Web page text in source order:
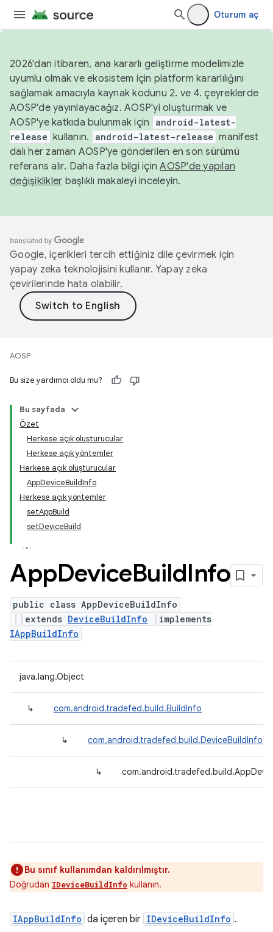
Oturum aç
2026'dan itibaren, ana kararlı geliştirme modelimizle
uyumlu olmak ve ekosistem için platform kararlılığını
sağlamak amacıyla kaynak kodunu 2. ve 4. çeyreklerde
AOSP'de yayınlayacağız. AOSP'yi oluşturmak ve
AOSP'ye katkıda bulunmak için
android-latest-
release kullanın. android-latest-release manifest
dalı her zaman AOSP'ye gönderilen en son sürümü
referans alır. Daha fazla bilgi içinAOSP'de yapılan
değişiklikler başlıklı makaleyi inceleyin.
Google, içerikleri tercih ettiğiniz dile çevirmek için
yapay zeka teknolojisini kullanır. Yapay zeka
çevirilerinde hata olabilir.
AOSP
Bu size yardımcı oldu mu?
Bu sayfada
Özet
Herkese açık oluşturucular
Herkese açık yöntemler
Herkese açık oluşturucular
AppDeviceBuildInfo
Herkese açık yöntemler
setAppBuild
setDeviceBuild
AppDeviceBuildInfo
public class AppDeviceBuildInfo
extends DeviceBuildInfo
implements
IAppBuildInfo
java.lang.Object
↳ com.android.tradefed.build.BuildInfo
↳ com.android.tradefed.build.DeviceBuildInfo
↳
Bu sınıf kullanımdan kaldırılmıştır.
Doğrudan IDeviceBuildInfo kullanın.
IAppBuildInfo da içeren bir IDeviceBuildInfo .